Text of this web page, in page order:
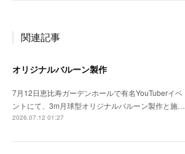
関連記事
オリジナルバルーン製作
7月12日恵比寿ガーデンホールで有名YouTuberイベ
ントにて、3m月球型オリジナルバルーン製作と施…
2026.07.12 01:27